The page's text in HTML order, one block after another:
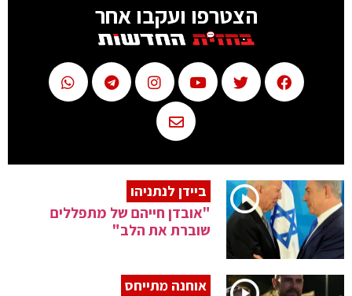
הצטרפו ועקבו אחר
ביידן לנתניהו
"אובדן חייהם של מתפללים
שוברת את הלב"
אוחנה מתייחס